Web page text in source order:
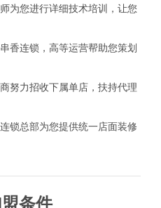
您进行详细技术培训，让您
连锁，高等运营帮助您策划
力招收下属单店，扶持代理
总部为您提供统一店面装修
条件